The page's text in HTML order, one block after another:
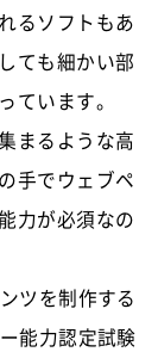
るソフトもあ
ても細かい部
ています。
まるような高
手でウェブペ
力が必須なの
ツを制作する
能力認定試験